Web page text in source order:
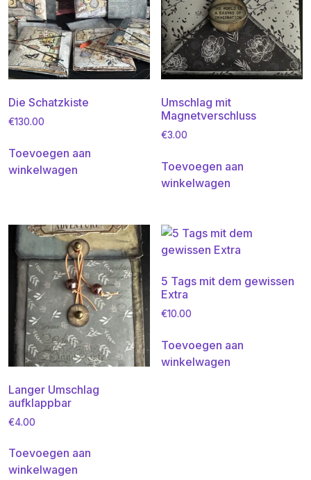
Die Schatzkiste
€130.00
Toevoegen aan
winkelwagen
Umschlag mit
Magnetverschluss
€3.00
Toevoegen aan
winkelwagen
Langer Umschlag
aufklappbar
€4.00
Toevoegen aan
winkelwagen
5 Tags mit dem gewissen
Extra
€10.00
Toevoegen aan
winkelwagen